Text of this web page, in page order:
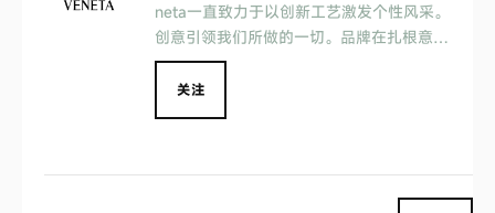
neta一直致力于以创新工艺激发个性风采。
创意引领我们所做的一切。品牌在扎根意大
利文化的同时更放眼全球。包容的理念、卓
越的产品，Bottega Veneta本身就是美的
代名词
关注